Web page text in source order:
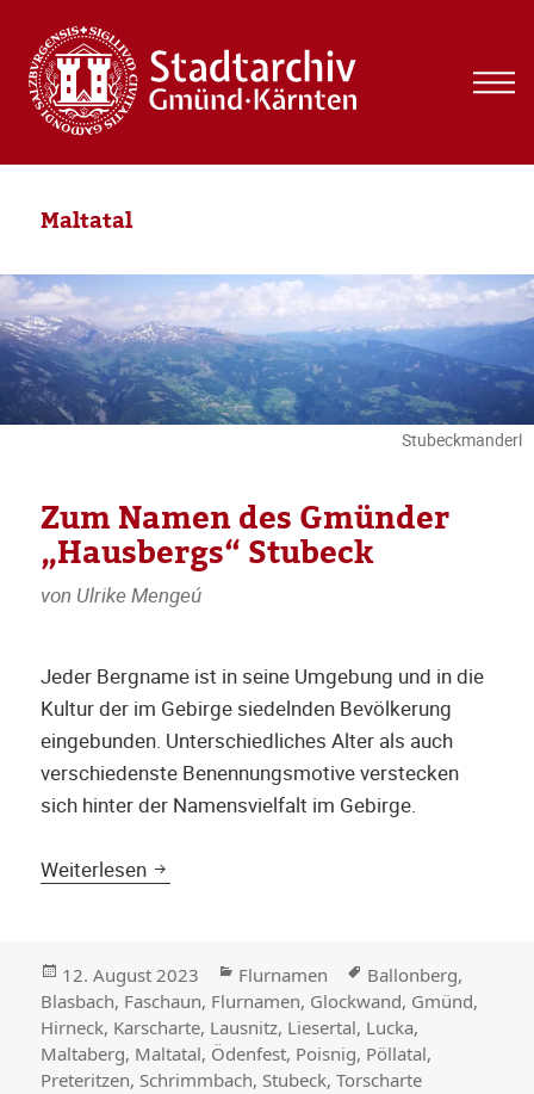
Maltatal
Stubeckmanderl
Zum Namen des Gmünder
„Hausbergs“ Stubeck
von Ulrike Mengeú
Jeder Bergname ist in seine Umgebung und in die
Kultur der im Gebirge siedelnden Bevölkerung
eingebunden. Unterschiedliches Alter als auch
verschiedenste Benennungsmotive verstecken
sich hinter der Namensvielfalt im Gebirge.
Weiterlesen Zum Namen des Gmünder „Hausbergs“
Veröffentlicht
am
12. August 2023 Kategorien
Flurnamen Stichwörter
Ballonberg,
Blasbach, Faschaun, Flurnamen, Glockwand, Gmünd,
Hirneck, Karscharte, Lausnitz, Liesertal, Lucka,
Maltaberg, Maltatal, Ödenfest, Poisnig, Pöllatal,
Preteritzen, Schrimmbach, Stubeck,Torscharte